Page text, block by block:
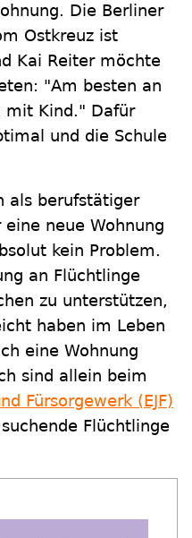
Die Berliner
Ostkreuz ist
Kai Reiter möchte
"Am besten an
mit Kind." Dafür
und die Schule
als berufstätiger
neue Wohnung
kein Problem.
an Flüchtlinge
zu unterstützen,
haben im Leben
eine Wohnung
sind allein beim
Fürsorgewerk (EJF)
Flüchtlinge